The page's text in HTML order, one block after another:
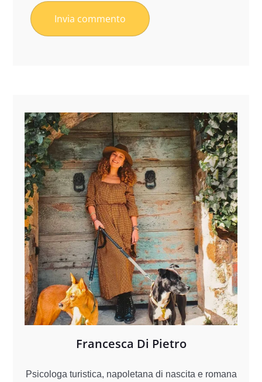
Francesca Di Pietro
Psicologa turistica, napoletana di nascita e romana